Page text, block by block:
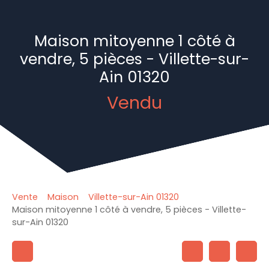
Maison mitoyenne 1 côté à
vendre, 5 pièces - Villette-sur-
Ain 01320
Vendu
Vente Maison
Villette-sur-Ain 01320
Maison mitoyenne 1 côté à vendre, 5 pièces - Villette-
sur-Ain 01320